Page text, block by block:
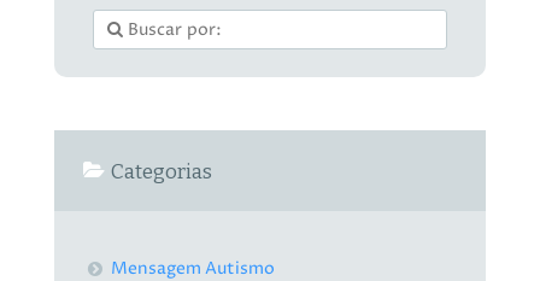
Categorias
Mensagem Autismo